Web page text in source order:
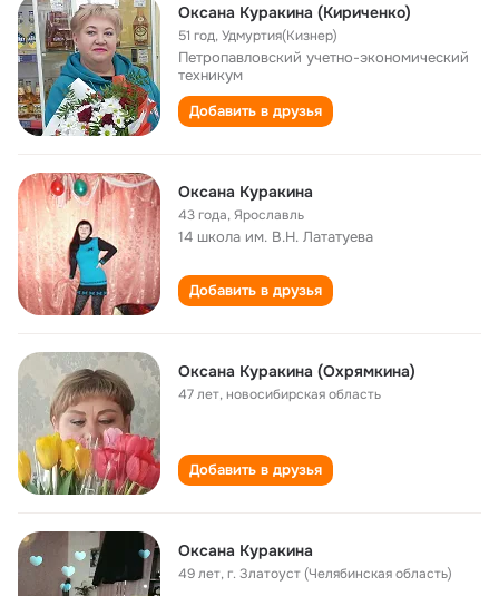
Оксана Куракина (Кириченко)
51 год,Удмуртия(Кизнер)
Петропавловский учетно-экономический
техникум
Добавить в друзья
Оксана Куракина
43 года,Ярославль
14 школа им. В.Н. Лататуева
Добавить в друзья
Оксана Куракина (Охрямкина)
47 лет,новосибирская область
Добавить в друзья
Оксана Куракина
49 лет,г. Златоуст (Челябинская область)